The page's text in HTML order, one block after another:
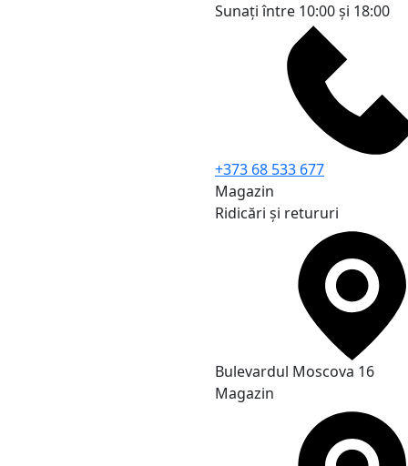
Sunați între 10:00 și 18:00
+373 68 533 677
Magazin
Ridicări și retururi
Bulevardul Moscova 16
Magazin